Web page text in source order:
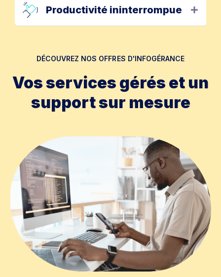
Productivité ininterrompue
DÉCOUVREZ NOS OFFRES D'INFOGÉRANCE
Vos services gérés et un
support sur mesure